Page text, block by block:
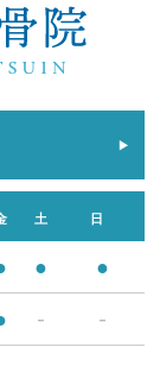
土 日
● ●
－ －